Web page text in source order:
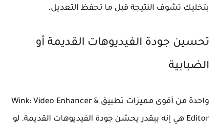
بتخليك تشوف النتيجة قبل ما تحفظ التعديل.
تحسين جودة الفيديوهات القديمة أو
الضبابية
واحدة من أقوى مميزات تطبيق Wink: Video Enhancer &
Editor هي إنه بيقدر يحسّن جودة الفيديوهات القديمة. لو